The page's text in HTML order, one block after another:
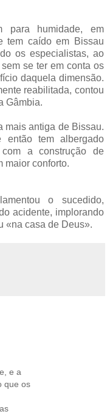
para humidade, em
tem caído em Bissau
os especialistas, ao
se ter em conta os
daquela dimensão.
reabilitada, contou
Gâmbia.
mais antiga de Bissau.
tem albergado
a construção de
maior conforto.
o sucedido,
acidente, implorando
«na casa de Deus».
e a
que os